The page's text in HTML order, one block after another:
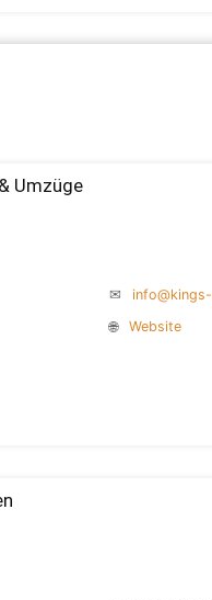
Umzüge
✉
🌐
Website